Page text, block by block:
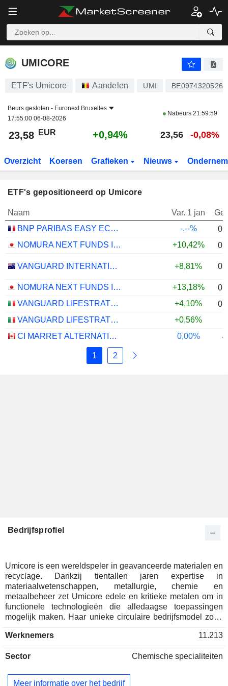
UMICORE
UMICORE
ETF's Umicore Aandelen UMI BE0974320526
Beurs gesloten - Euronext Bruxelles
17:55:00 06-08-2026
Nabeurs 21:59:59
23,58 EUR +0,94% 23,56 -0,08%
Overzicht Koersen Grafieken Nieuws
ETF's gepositioneerd op Umicore
Naam Var. 1 jan
BNP PARIBAS EASY ECPI GLOBAL ESG INFRASTRUCTURE UCITS ETF (C) - USD
-.--%
NOMURA NEXT FUNDS INTERNATIONAL EQUITY MSCI-KOKUSAI (YEN-HEDGED) ETF - JPY
+10,42%
VANGUARD INTERNATIONAL EQUITY INDEX FUNDS - VANGUARD FTSE ALL-WORLD EX-US ETF +8,81%
NOMURA NEXT FUNDS INTERNATIONAL EQUITY MSCI-KOKUSAI (UNHEDGED) ETF - JPY +13,18%
VANGUARD LIFESTRATEGY 40% EQUITY UCITS ETF - DISTRIBUTING - EUR
+4,10%
VANGUARD LIFESTRATEGY 20% EQUITY UCITS ETF - DISTRIBUTING - EUR
+0,56%
CI MARRET ALTERNATIVE ABSOLUTE RETURN BOND ETF - CAD
0,00% -
1 2
Bedrijfsprofiel
Umicore is een wereldspeler in geavanceerde materialen en
recyclage. Dankzij tientallen jaren expertise in
materiaalwetenschappen, metallurgie, chemie en
metaalbeheer zet Umicore edele en kritieke metalen om in
functionele technologieën die alledaagse toepassingen
mogelijk maken. Haar unieke circulaire bedrijfsmodel zorgt
geraffineerd en gerecycleerd om opnieuw te worden
Groups van Umicore - Catalysis, Recycling, Specialty
en oplossingen die een antwoord bieden op de schaarste
Werknemers 11.213
Sector Chemische specialiteiten
Meer informatie over het bedrijf